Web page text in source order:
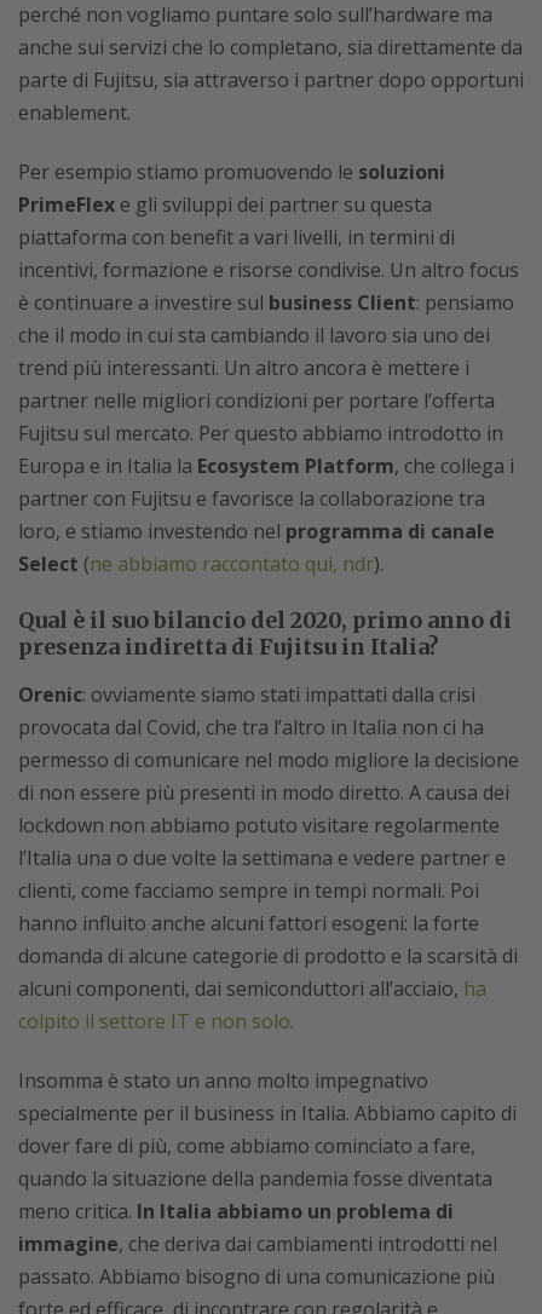
perché non vogliamo puntare solo sull’hardware ma
anche sui servizi che lo completano, sia direttamente da
parte di Fujitsu, sia attraverso i partner dopo opportuni
enablement.
Per esempio stiamo promuovendo le soluzioni
PrimeFlex e gli sviluppi dei partner su questa
piattaforma con benefit a vari livelli, in termini di
incentivi, formazione e risorse condivise. Un altro focus
è continuare a investire sul business Client: pensiamo
che il modo in cui sta cambiando il lavoro sia uno dei
trend più interessanti. Un altro ancora è mettere i
partner nelle migliori condizioni per portare l’offerta
Fujitsu sul mercato. Per questo abbiamo introdotto in
Europa e in Italia la Ecosystem Platform, che collega i
partner con Fujitsu e favorisce la collaborazione tra
loro, e stiamo investendo nel programma di canale
Select (ne abbiamo raccontato qui, ndr).
Qual è il suo bilancio del 2020, primo anno di
presenza indiretta di Fujitsu in Italia?
Orenic: ovviamente siamo stati impattati dalla crisi
provocata dal Covid, che tra l’altro in Italia non ci ha
permesso di comunicare nel modo migliore la decisione
di non essere più presenti in modo diretto. A causa dei
lockdown non abbiamo potuto visitare regolarmente
l’Italia una o due volte la settimana e vedere partner e
clienti, come facciamo sempre in tempi normali. Poi
hanno influito anche alcuni fattori esogeni: la forte
domanda di alcune categorie di prodotto e la scarsità di
alcuni componenti, dai semiconduttori all’acciaio, ha
colpito il settore IT e non solo.
Insomma è stato un anno molto impegnativo
specialmente per il business in Italia. Abbiamo capito di
dover fare di più, come abbiamo cominciato a fare,
quando la situazione della pandemia fosse diventata
meno critica. In Italia abbiamo un problema di
immagine, che deriva dai cambiamenti introdotti nel
passato. Abbiamo bisogno di una comunicazione più